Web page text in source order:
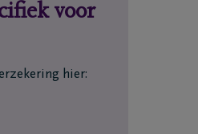
voor
hier: